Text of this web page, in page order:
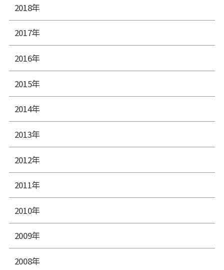
2018年
2017年
2016年
2015年
2014年
2013年
2012年
2011年
2010年
2009年
2008年